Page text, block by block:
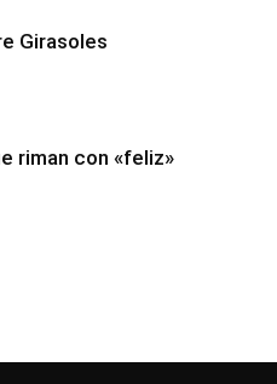
Girasoles
riman con «feliz»